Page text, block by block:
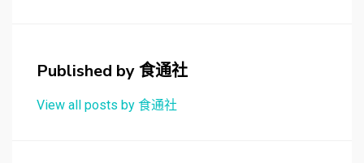
Published by食通社
View all posts by 食通社